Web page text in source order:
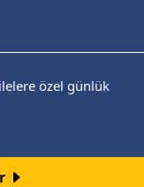
özel günlük